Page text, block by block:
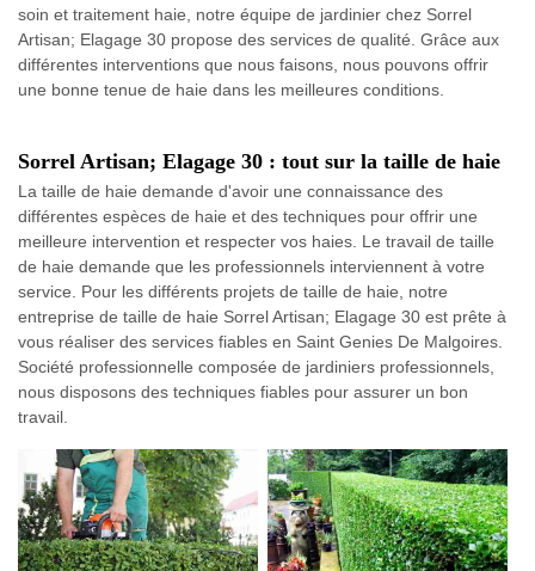
soin et traitement haie, notre équipe de jardinier chez Sorrel
Artisan; Elagage 30 propose des services de qualité. Grâce aux
différentes interventions que nous faisons, nous pouvons offrir
une bonne tenue de haie dans les meilleures conditions.
Sorrel Artisan; Elagage 30 : tout sur la taille de haie
La taille de haie demande d'avoir une connaissance des
différentes espèces de haie et des techniques pour offrir une
meilleure intervention et respecter vos haies. Le travail de taille
de haie demande que les professionnels interviennent à votre
service. Pour les différents projets de taille de haie, notre
entreprise de taille de haie Sorrel Artisan; Elagage 30 est prête à
vous réaliser des services fiables en Saint Genies De Malgoires.
Société professionnelle composée de jardiniers professionnels,
nous disposons des techniques fiables pour assurer un bon
travail.